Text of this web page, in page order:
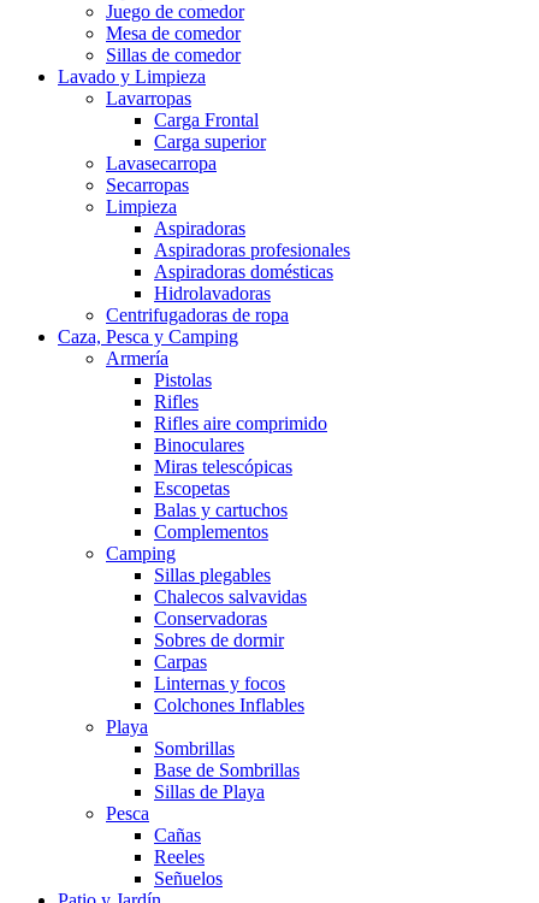
Juego de comedor
Mesa de comedor
Sillas de comedor
Lavado y Limpieza
Lavarropas
Carga Frontal
Carga superior
Lavasecarropa
Secarropas
Limpieza
Aspiradoras
Aspiradoras profesionales
Aspiradoras domésticas
Hidrolavadoras
Centrifugadoras de ropa
Caza, Pesca y Camping
Armería
Pistolas
Rifles
Rifles aire comprimido
Binoculares
Miras telescópicas
Escopetas
Balas y cartuchos
Complementos
Camping
Sillas plegables
Chalecos salvavidas
Conservadoras
Sobres de dormir
Carpas
Linternas y focos
Colchones Inflables
Playa
Sombrillas
Base de Sombrillas
Sillas de Playa
Pesca
Cañas
Reeles
Señuelos